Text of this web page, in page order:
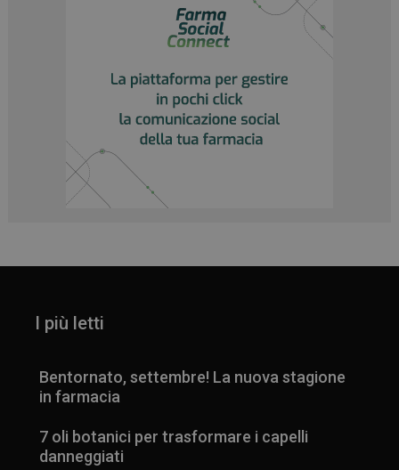
I più letti
Bentornato, settembre! La nuova stagione
in farmacia
7 oli botanici per trasformare i capelli
danneggiati